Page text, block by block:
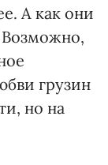
А как они
Возможно,
грузин
но на